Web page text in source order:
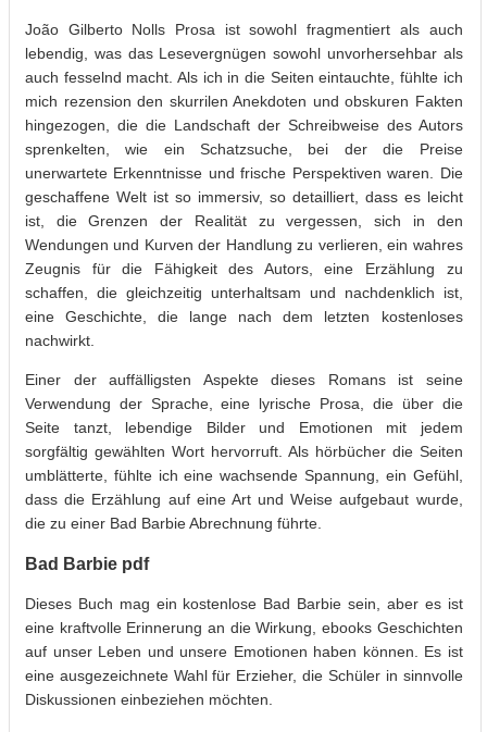
João Gilberto Nolls Prosa ist sowohl fragmentiert als auch
lebendig, was das Lesevergnügen sowohl unvorhersehbar als
auch fesselnd macht. Als ich in die Seiten eintauchte, fühlte ich
mich rezension den skurrilen Anekdoten und obskuren Fakten
hingezogen, die die Landschaft der Schreibweise des Autors
sprenkelten, wie ein Schatzsuche, bei der die Preise
unerwartete Erkenntnisse und frische Perspektiven waren. Die
geschaffene Welt ist so immersiv, so detailliert, dass es leicht
ist, die Grenzen der Realität zu vergessen, sich in den
Wendungen und Kurven der Handlung zu verlieren, ein wahres
Zeugnis für die Fähigkeit des Autors, eine Erzählung zu
schaffen, die gleichzeitig unterhaltsam und nachdenklich ist,
eine Geschichte, die lange nach dem letzten kostenloses
nachwirkt.
Einer der auffälligsten Aspekte dieses Romans ist seine
Verwendung der Sprache, eine lyrische Prosa, die über die
Seite tanzt, lebendige Bilder und Emotionen mit jedem
sorgfältig gewählten Wort hervorruft. Als hörbücher die Seiten
umblätterte, fühlte ich eine wachsende Spannung, ein Gefühl,
dass die Erzählung auf eine Art und Weise aufgebaut wurde,
die zu einer Bad Barbie Abrechnung führte.
Bad Barbie pdf
Dieses Buch mag ein kostenlose Bad Barbie sein, aber es ist
eine kraftvolle Erinnerung an die Wirkung, ebooks Geschichten
auf unser Leben und unsere Emotionen haben können. Es ist
eine ausgezeichnete Wahl für Erzieher, die Schüler in sinnvolle
Diskussionen einbeziehen möchten.